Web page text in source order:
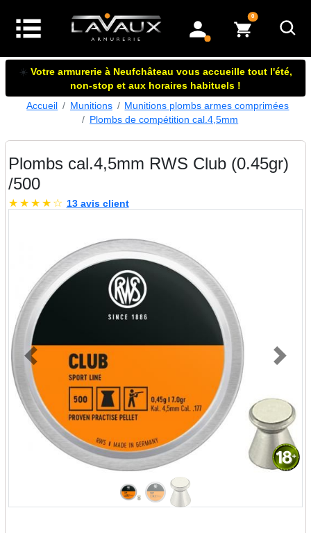
mon compte
0articles dans le panier
☀️ Votre armurerie à Neufchâteau vous accueille tout l'été,
non-stop et aux horaires habituels !
Accueil
Munitions
Munitions plombs armes comprimées
Plombs de compétition cal.4,5mm
Plombs cal.4,5mm RWS Club (0.45gr)
/500
★ ★ ★ ★ ☆ 13 avis client
Previous Next